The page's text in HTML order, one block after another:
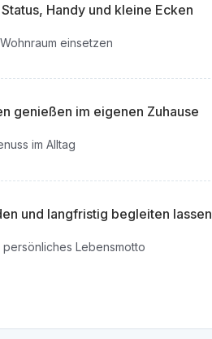
Handy und kleine Ecken
einsetzen
genießen im eigenen Zuhause
im Alltag
und langfristig begleiten lassen
Lebensmotto